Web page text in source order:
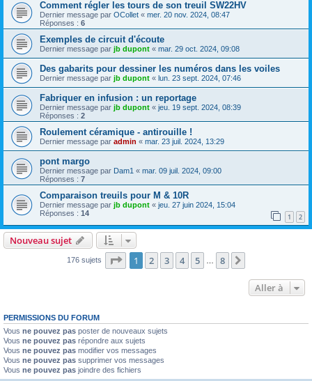
Comment régler les tours de son treuil SW22HV
Dernier message par OCollet « mer. 20 nov. 2024, 08:47
Réponses : 6
Exemples de circuit d'écoute
Dernier message par jb dupont « mar. 29 oct. 2024, 09:08
Des gabarits pour dessiner les numéros dans les voiles
Dernier message par jb dupont « lun. 23 sept. 2024, 07:46
Fabriquer en infusion : un reportage
Dernier message par jb dupont « jeu. 19 sept. 2024, 08:39
Réponses : 2
Roulement céramique - antirouille !
Dernier message par admin « mar. 23 juil. 2024, 13:29
pont margo
Dernier message par Dam1 « mar. 09 juil. 2024, 09:00
Réponses : 7
Comparaison treuils pour M & 10R
Dernier message par jb dupont « jeu. 27 juin 2024, 15:04
Réponses : 14 1 2
Nouveau sujet
176 sujets Page 1sur8
1 2 3 4 5 8
Aller à
PERMISSIONS DU FORUM
Vous ne pouvez pas poster de nouveaux sujets
Vous ne pouvez pas répondre aux sujets
Vous ne pouvez pas modifier vos messages
Vous ne pouvez pas supprimer vos messages
Vous ne pouvez pas joindre des fichiers